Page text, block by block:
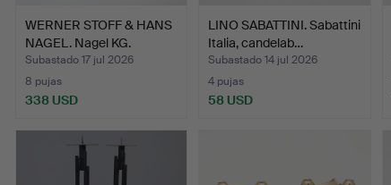
WERNER STOFF & HANS
NAGEL. Nagel KG.
Juego…
Subastado 17 jul 2026
8 pujas
338 USD
LINO SABATTINI. Sabattini
Italia, candelab…
Subastado 14 jul 2026
4 pujas
58 USD